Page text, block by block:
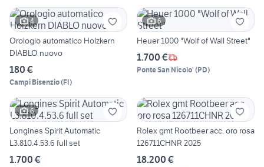
4
Orologio automatico Holzkern
DIABLO nuovo
180 €
Campi Bisenzio(FI)
6
Heuer 1000 "Wolf of Wall Street"
1.700 €
Ponte San Nicolo' (PD)
6
Longines Spirit Automatic
L3.810.4.53.6 full set
1.700 €
Rolex gmt Rootbeer acc. oro rosa
126711CHNR 2025
18.200 €